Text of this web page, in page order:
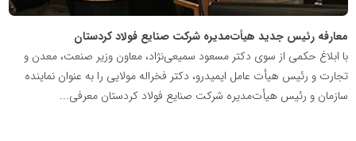
معارفه رئیس جدید هیأت‌مدیره شرکت صنایع فولاد کردستان
با ابلاغ حکمی از سوی دکتر مسعود سمیعی‌نژاد، معاون وزیر صنعت، معدن و
تجارت و رئیس هیأت عامل ایمیدرو، دکتر فخراله مولایی را به عنوان نماینده
سازمان و رئیس هیأت‌مدیره شرکت صنایع فولاد کردستان معرفی...